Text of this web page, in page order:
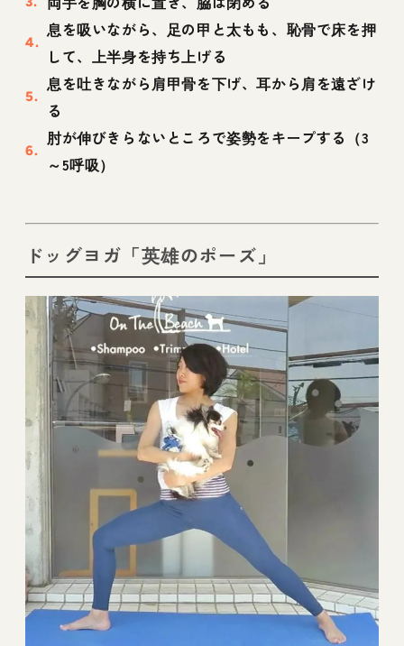
息を吸いながら、足の甲と太もも、恥骨で床を押
して、上半身を持ち上げる
息を吐きながら肩甲骨を下げ、耳から肩を遠ざけ
る
肘が伸びきらないところで姿勢をキープする（3
～5呼吸）
ドッグヨガ「英雄のポーズ」